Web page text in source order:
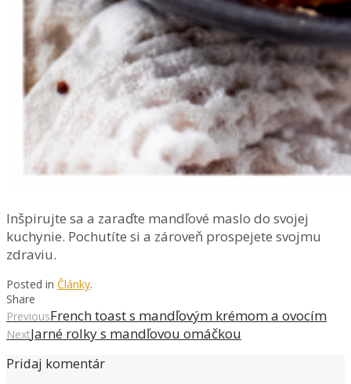
Inšpirujte sa a zaraďte mandľové maslo do svojej
kuchynie. Pochutíte si a zároveň prospejete svojmu
zdraviu.
Posted in Články.
Share
PreviousFrench toast s mandľovým krémom a ovocím
NextJarné rolky s mandľovou omáčkou
Pridaj komentár